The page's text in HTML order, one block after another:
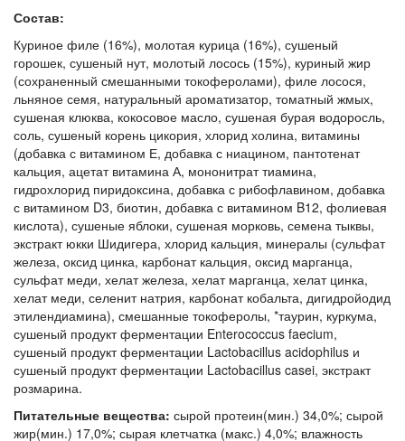
Состав:
Куриное филе (16%), молотая курица (16%), сушеный
горошек, сушеный нут, молотый лосось (15%), куриный жир
(сохраненный смешанными токоферолами), филе лосося,
льняное семя, натуральный ароматизатор, томатный жмых,
сушеная клюква, кокосовое масло, сушеная бурая водоросль,
соль, сушеный корень цикория, хлорид холина, витамины
(добавка с витамином Е, добавка с ниацином, пантотенат
кальция, ацетат витамина А, мононитрат тиамина,
гидрохлорид пиридоксина, добавка с рибофлавином, добавка
с витамином D3, биотин, добавка с витамином B12, фолиевая
кислота), сушеные яблоки, сушеная морковь, семена тыквы,
экстракт юкки Шидигера, хлорид кальция, минералы (сульфат
железа, оксид цинка, карбонат кальция, оксид марганца,
сульфат меди, хелат железа, хелат марганца, хелат цинка,
хелат меди, селенит натрия, карбонат кобальта, дигидройодид
этилендиамина), смешанные токоферолы, *таурин, куркума,
сушеный продукт ферментации Enterococcus faecium,
сушеный продукт ферментации Lactobacillus acidophilus и
сушеный продукт ферментации Lactobacillus casei, экстракт
розмарина.
Питательные вещества: сырой протеин(мин.) 34,0%; сырой
жир(мин.) 17,0%; сырая клетчатка (макс.) 4,0%; влажность